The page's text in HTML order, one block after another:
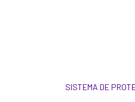
SISTEMA DE